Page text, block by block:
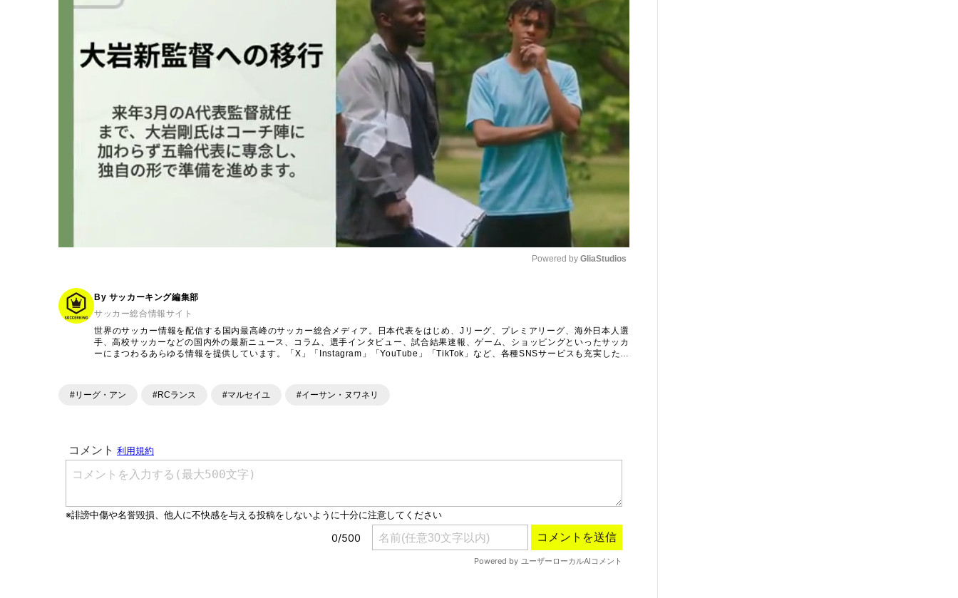
Powered by GliaStudios
By サッカーキング編集部
サッカー総合情報サイト
世界のサッカー情報を配信する国内最高峰のサッカー総合メディア。日本代表をはじめ、Jリーグ、プレミアリーグ、海外日本人選
手、高校サッカーなどの国内外の最新ニュース、コラム、選手インタビュー、試合結果速報、ゲーム、ショッピングといったサッカ
ーにまつわるあらゆる情報を提供しています。「X」「Instagram」「YouTube」「TikTok」など、各種SNSサービスも充実したコ
#リーグ・アン #RCランス #マルセイユ #イーサン・ヌワネリ